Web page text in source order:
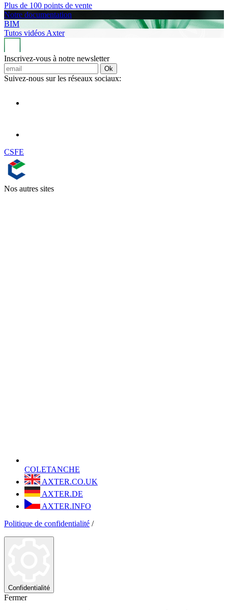
Plus de 100 points de vente
Notre documentation
BIM
Tutos vidéos Axter
Inscrivez-vous à notre newsletter
Ok
Suivez-nous sur les réseaux sociaux:
CSFE
Nos autres sites
COLETANCHE
AXTER.CO.UK
AXTER.DE
AXTER.INFO
Politique de confidentialité /
Confidentialité
Fermer